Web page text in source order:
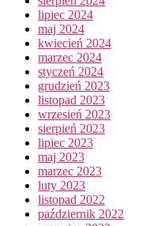
lipiec 2024
maj 2024
kwiecień 2024
marzec 2024
styczeń 2024
grudzień 2023
listopad 2023
wrzesień 2023
sierpień 2023
lipiec 2023
maj 2023
marzec 2023
luty 2023
listopad 2022
październik 2022